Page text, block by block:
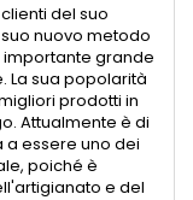
del suo
nuovo metodo
importante grande
La sua popolarità
prodotti in
Attualmente è di
a essere uno dei
poiché è
e del